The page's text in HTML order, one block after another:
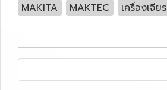
MAKITA MAKTEC เครื่องเจียร